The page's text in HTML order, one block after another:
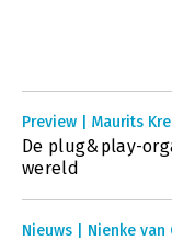
Preview | Maurits
De plug&play-
wereld
Nieuws | Nienke van